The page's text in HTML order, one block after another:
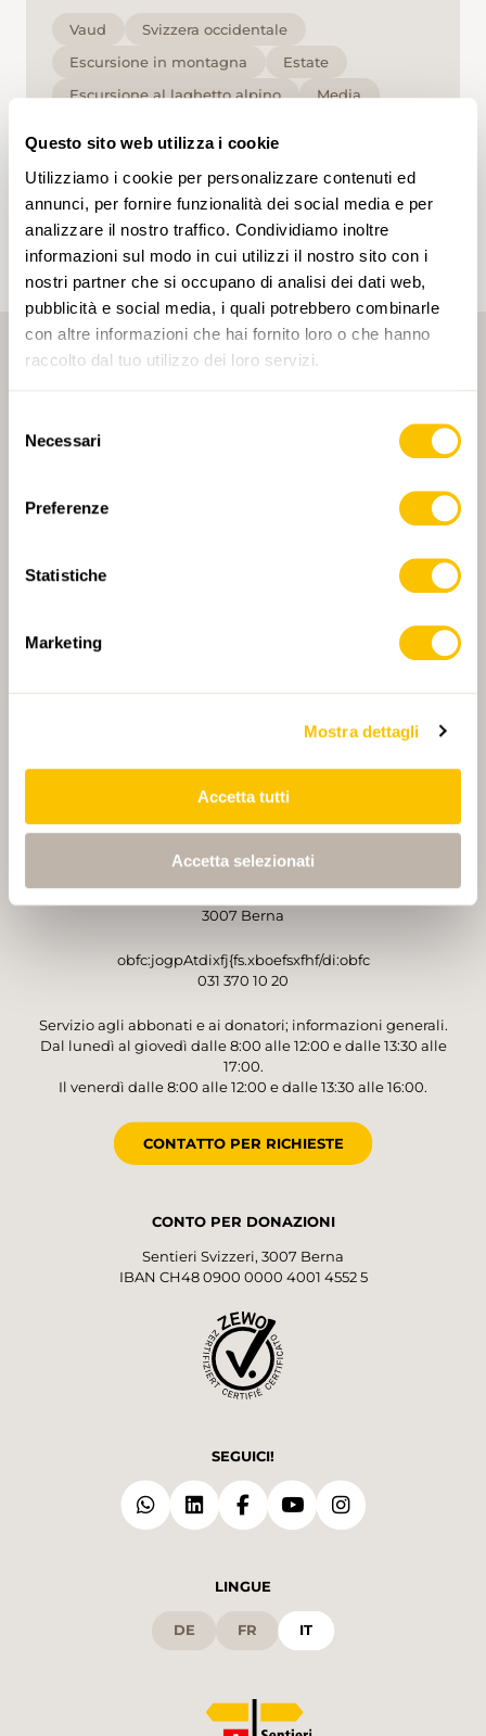
Questo sito web utilizza i cookie
Utilizziamo i cookie per personalizzare contenuti ed
annunci, per fornire funzionalità dei social media e per
analizzare il nostro traffico. Condividiamo inoltre
informazioni sul modo in cui utilizzi il nostro sito con i
nostri partner che si occupano di analisi dei dati web,
pubblicità e social media, i quali potrebbero combinarle
con altre informazioni che hai fornito loro o che hanno
raccolto dal tuo utilizzo dei loro servizi.
delNecessari
Preferenze
Statistiche
Marketing
Mostra dettagli
Accetta tutti
Accetta selezionati
Vaud
Svizzera occidentale
Escursione in montagna
Estate
Escursione al laghetto alpino
Media
Cliccando su un tag, puoi aggiungerlo al tuo
account e ottenere contenuti personalizzati in base
ai tuoi interessi. I tag possono essere salvati solo in
un account.
PARTNER
3007 Berna
obfc:jogpAtdixfj{fs.xboefsxfhf/di:obfc
031 370 10 20
Servizio agli abbonati e ai donatori; informazioni generali.
Dal lunedì al giovedì dalle 8:00 alle 12:00 e dalle 13:30 alle
17:00.
Il venerdì dalle 8:00 alle 12:00 e dalle 13:30 alle 16:00.
CONTATTO PER RICHIESTE
CONTO PER DONAZIONI
Sentieri Svizzeri, 3007 Berna
IBAN CH48 0900 0000 4001 4552 5
SEGUICI!
LINGUE
DE FR IT